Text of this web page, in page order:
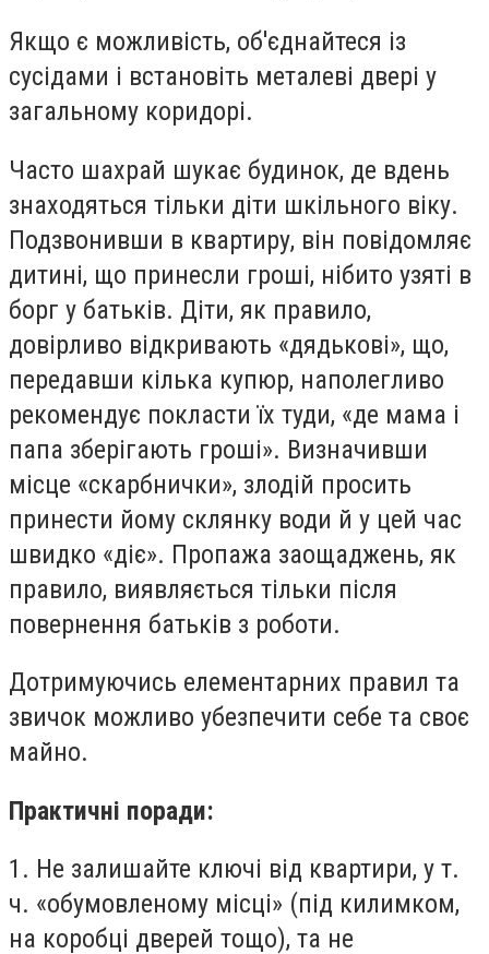
Якщо є можливість, об'єднайтеся із
сусідами і встановіть металеві двері у
загальному коридорі.
Часто шахрай шукає будинок, де вдень
знаходяться тільки діти шкільного віку.
Подзвонивши в квартиру, він повідомляє
дитині, що принесли гроші, нібито узяті в
борг у батьків. Діти, як правило,
довірливо відкривають «дядькові», що,
передавши кілька купюр, наполегливо
рекомендує покласти їх туди, «де мама і
папа зберігають гроші». Визначивши
місце «скарбнички», злодій просить
принести йому склянку води й у цей час
швидко «діє». Пропажа заощаджень, як
правило, виявляється тільки після
повернення батьків з роботи.
Дотримуючись елементарних правил та
звичок можливо убезпечити себе та своє
майно.
Практичні поради:
1. Не залишайте ключі від квартири, у т.
ч. «обумовленому місці» (під килимком,
на коробці дверей тощо), та не